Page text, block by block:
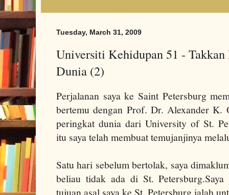
Tuesday, March 31, 2009
Universiti Kehidupan 51 -
Dunia (2)
Perjalanan saya ke Saint Petersburg
bertemu dengan Prof. Dr. Alexander K.
peringkat dunia dari University of St.
itu saya telah membuat temujanjinya
Satu hari sebelum bertolak, saya
beliau tidak ada di St. Petersburg.
tujuan asal saya ke St. Petersburgialah